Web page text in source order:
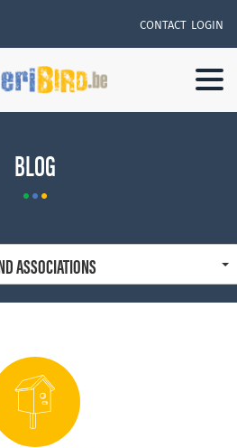
CONTACT LOGIN
BLOG
ASSOCIATIONS